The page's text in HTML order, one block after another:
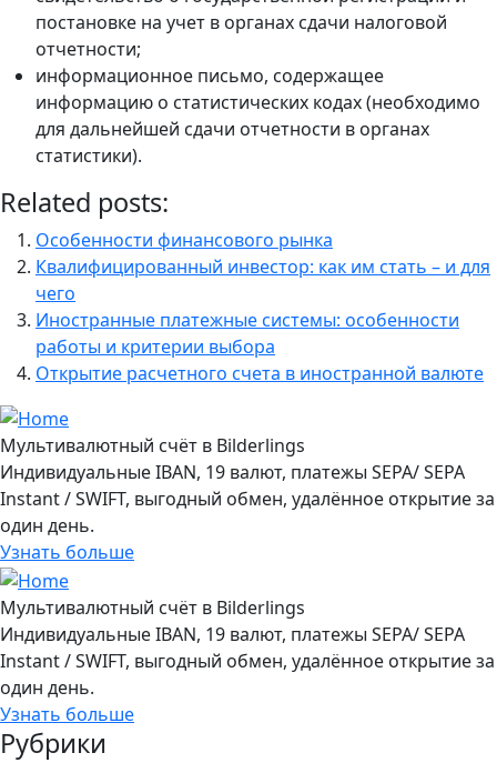
постановке на учет в органах сдачи налоговой
отчетности;
информационное письмо, содержащее
информацию о статистических кодах (необходимо
для дальнейшей сдачи отчетности в органах
статистики).
Related posts:
Особенности финансового рынка
Квалифицированный инвестор: как им стать – и для
чего
Иностранные платежные системы: особенности
работы и критерии выбора
Открытие расчетного счета в иностранной валюте
Мультивалютный счёт в Bilderlings
Индивидуальные IBAN, 19 валют, платежы SEPA/ SEPA
Instant / SWIFT, выгодный обмен, удалённое открытие за
один день.
Узнать больше
Мультивалютный счёт в Bilderlings
Индивидуальные IBAN, 19 валют, платежы SEPA/ SEPA
Instant / SWIFT, выгодный обмен, удалённое открытие за
один день.
Узнать больше
Рубрики